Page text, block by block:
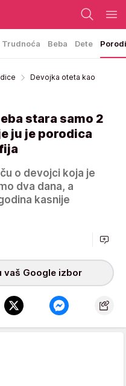
Trudnoća Beba Dete
Devojka oteta kao
stara samo 2
ju je porodica
o devojci koja je
dva dana, a
kasnije
vaš Google izbor